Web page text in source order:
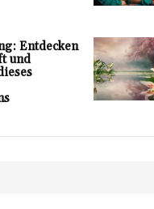
Entdecken
und